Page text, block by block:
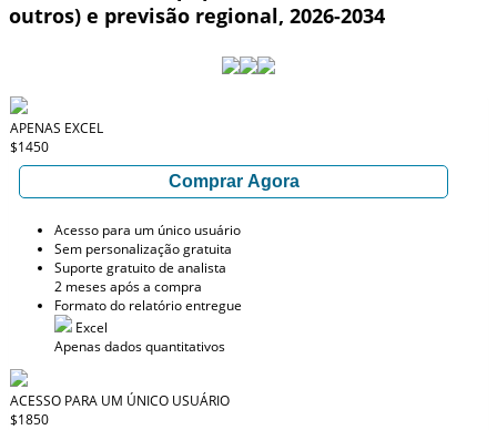
outros) e previsão regional, 2026-2034
APENAS EXCEL
$1450
Comprar Agora
Acesso para um único usuário
Sem personalização gratuita
Suporte gratuito de analista
2 meses após a compra
Formato do relatório entregue
Excel
Apenas dados quantitativos
ACESSO PARA UM ÚNICO USUÁRIO
$1850